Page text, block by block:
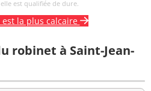
°f
NFU <=2 NFU
est qualifiée de dure.
la plus calcaire
robinet à Saint-Jean-